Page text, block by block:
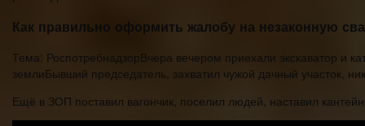
Как правильно оформить жалобу на незаконную
Тема: РоспотребнадзорВчера вечером приехали экскаватор и
землиБывший председатель, захватил чужой дачный участок,
Ещё в ЗОП поставил вагончик, поселил людей, наставил